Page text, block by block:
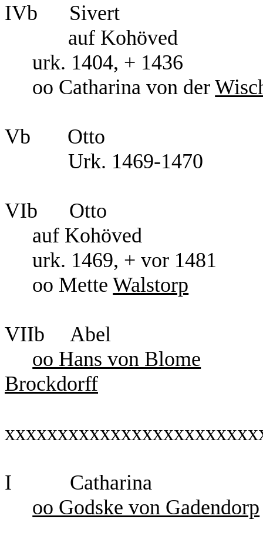
IVb Sivert
auf Kohöved
urk. 1404, + 1436
oo Catharina von der
Vb Otto
Urk. 1469-1470
VIb Otto
auf Kohöved
urk. 1469, + vor 1481
oo MetteWalstorp
VIIb Abel
oo Hans von Blome
Brockdorff
I Catharina
oo Godske von Gadendorp